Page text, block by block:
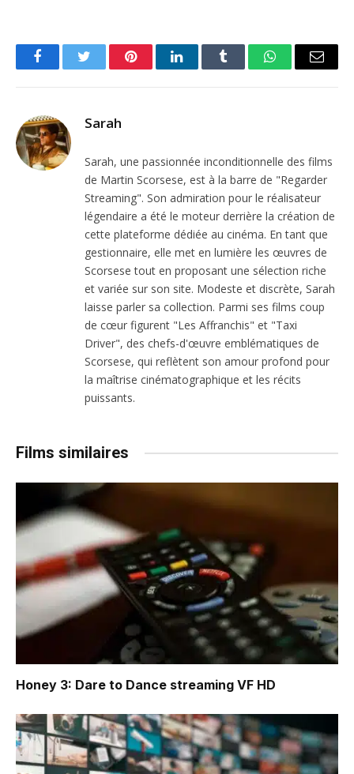
FacebookTwitter PinterestLinkedInTumblr WhatsAppEmail
Sarah
Sarah, une passionnée inconditionnelle des films
de Martin Scorsese, est à la barre de "Regarder
Streaming". Son admiration pour le réalisateur
légendaire a été le moteur derrière la création de
cette plateforme dédiée au cinéma. En tant que
gestionnaire, elle met en lumière les œuvres de
Scorsese tout en proposant une sélection riche
et variée sur son site. Modeste et discrète, Sarah
laisse parler sa collection. Parmi ses films coup
de cœur figurent "Les Affranchis" et "Taxi
Driver", des chefs-d'œuvre emblématiques de
Scorsese, qui reflètent son amour profond pour
la maîtrise cinématographique et les récits
puissants.
Films similaires
Honey 3: Dare to Dance streaming VF HD